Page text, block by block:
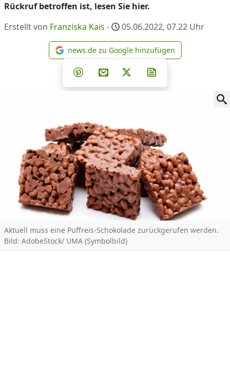
Rückruf betroffen ist, lesen Sie hier.
Erstellt von Franziska Kais - 05.06.2022, 07.22 Uhr
news.de zu Google
news.de zu Google hinzufügen
Teilen auf Facebook
Teilen auf Whatsapp
Teilen auf Telegram
Teilen auf Pinterest
Per E-Mail teilen
Post auf X
Aktuell muss eine Puffreis-Schokolade zurückgerufen werden.
Bild: AdobeStock/ UMA (Symbolbild)